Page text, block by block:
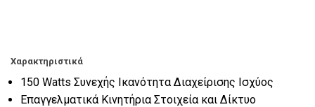
Χαρακτηριστικά
150 Watts Συνεχής Ικανότητα Διαχείρισης Ισχύος
Επαγγελματικά Κινητήρια Στοιχεία και Δίκτυο